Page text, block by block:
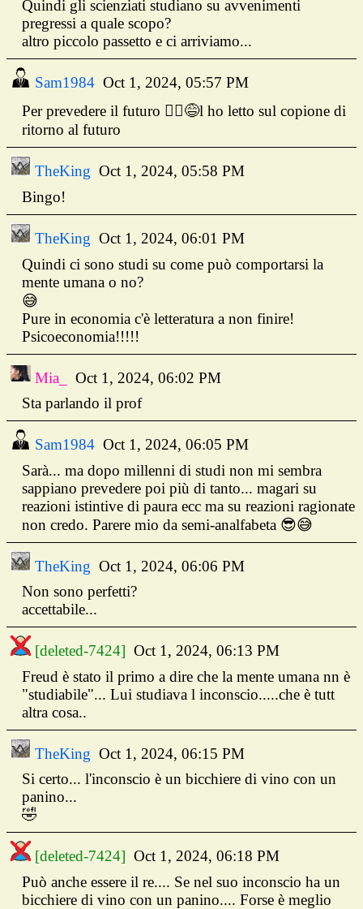
Quindi gli scienziati studiano su avvenimenti
pregressi a quale scopo?
altro piccolo passetto e ci arriviamo...
Sam1984 Oct 1, 2024, 05:57 PM
Per prevedere il futuro 🤦‍♂️😅l ho letto sul copione di
ritorno al futuro
TheKing Oct 1, 2024, 05:58 PM
Bingo!
TheKing Oct 1, 2024, 06:01 PM
Quindi ci sono studi su come può comportarsi la
mente umana o no?
😅
Pure in economia c'è letteratura a non finire!
Psicoeconomia!!!!!
Mia_
Oct 1, 2024, 06:02 PM
Sta parlando il prof
Sam1984 Oct 1, 2024, 06:05 PM
Sarà... ma dopo millenni di studi non mi sembra
sappiano prevedere poi più di tanto... magari su
reazioni istintive di paura ecc ma su reazioni ragionate
non credo. Parere mio da semi-analfabeta 😎😅
TheKing Oct 1, 2024, 06:06 PM
Non sono perfetti?
accettabile...
[deleted-7424] Oct 1, 2024, 06:13 PM
Freud è stato il primo a dire che la mente umana nn è
"studiabile"... Lui studiava l inconscio.....che è tutt
altra cosa..
TheKing Oct 1, 2024, 06:15 PM
Si certo... l'inconscio è un bicchiere di vino con un
panino...
🤣
[deleted-7424] Oct 1, 2024, 06:18 PM
Può anche essere il re.... Se nel suo inconscio ha un
bicchiere di vino con un panino.... Forse è meglio